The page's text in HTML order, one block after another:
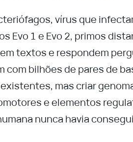
vírus que
Evo 1 e Evo 2, primos
textos e respondem
com bilhões de pares de
mas criar
e elementos
nunca havia